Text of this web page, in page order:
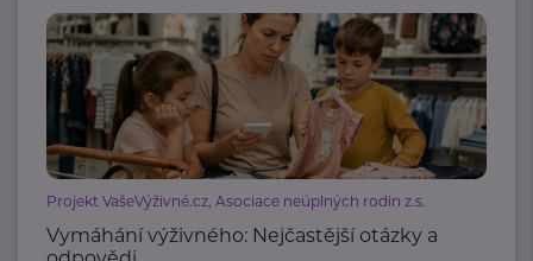
Projekt VašeVýživné.cz, Asociace neúplných rodin z.s.
Vymáhání výživného: Nejčastější otázky a